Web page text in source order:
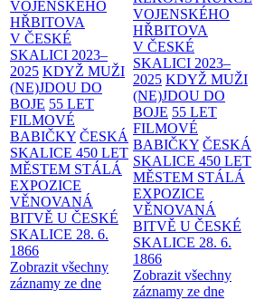
VOJENSKÉHO
HŘBITOVA
V ČESKÉ
SKALICI 2023–
2025 KDYŽ MUŽI
(NE)JDOU DO
BOJE 55 LET
FILMOVÉ
BABIČKY ČESKÁ
SKALICE 450 LET
MĚSTEM STÁLÁ
EXPOZICE
VĚNOVANÁ
BITVĚ U ČESKÉ
SKALICE 28. 6.
1866
Zobrazit všechny
záznamy ze dne
VOJENSKÉHO
HŘBITOVA
V ČESKÉ
SKALICI 2023–
2025 KDYŽ MUŽI
(NE)JDOU DO
BOJE 55 LET
FILMOVÉ
BABIČKY ČESKÁ
SKALICE 450 LET
MĚSTEM STÁLÁ
EXPOZICE
VĚNOVANÁ
BITVĚ U ČESKÉ
SKALICE 28. 6.
1866
Zobrazit všechny
záznamy ze dne